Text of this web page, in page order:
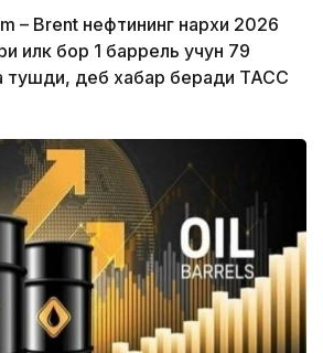
– Brent нефтининг нархи 2026
илк бор 1 баррель учун 79
тушди, деб хабар беради ТАСС